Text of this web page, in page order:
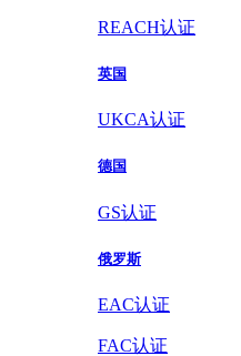
REACH认证
英国
UKCA认证
德国
GS认证
俄罗斯
EAC认证
FAC认证